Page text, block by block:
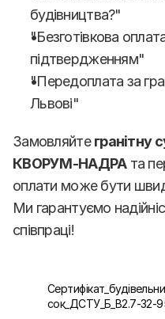
будівництва?"
"Безготівкова
підтвердженням"
"Передоплата за
Львові"
Замовляйте гранітну
КВОРУМ-НАДРА та
оплати може бути
Ми гарантуємо
співпраці!
сок_ДСТУ_Б_В2.7-32-